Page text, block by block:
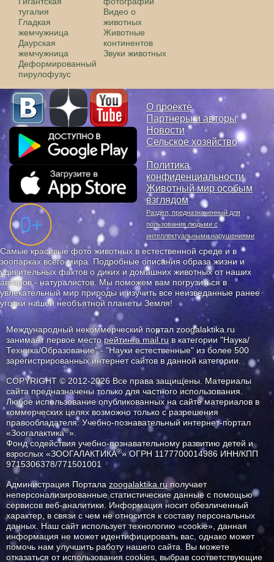
тугалия
Гладкая
жемчужница
Даурская
жемчужница
Деформированный
пирулофузус
Видео о
животных
Животные
континентов
Звуки животных
О проекте
Партнеры и авторы
Новости
Сельское хозяйство
Политика
конфиденциальности
Животный мир особым
взглядом
Раздел, предназначенный для
пользования людьми с
интеллектуальными нарушениями
Самые красивые фото животных в естественной среде и в
зоопарках всего мира. Подробные описания образа жизни и
удивительных фактов о диких и домашних животных от наших
авторов - натуралистов. Мы поможем вам погрузиться в
увлекательный мир природы и изучить все неизведанные ранее
уголки нашей необъятной планеты Земля!
Международный некоммерческий портал zoogalaktika.ru
занимает первое месторейтинга mail.ru в категории "Наука/
Техника/Образование" - "Науки естественные" из более 500
зарегистрированных интернет сайтов в данной категории.
COPYRIGHT © 2012-2026 Все права защищены. Материалы
сайта предназначены только для частного использования.
Любое использование опубликованных на сайте материалов в
коммерческих целях возможно только с разрешения
правообладателя: Учебно-познавательный интернет-портал
«Зоогалактика®».
Фонд содействия учебно-познавательному развитию детей и
взрослых «ЗООГАЛАКТИКА®» ОГРН 1177700014986 ИНН/КПП
9715306378/771501001
Администрация Портала zoogalaktika.ruполучает
неперсонализированные статистические данные с помощью
сервисов веб-аналитики. Информация носит обезличенный
характер, в связи с чем не относится к составу персональных
данных. Наш сайт использует технологию «cookie», данная
информация не может идентифицировать вас, однако может
помочь нам улучшить работу нашего сайта. Вы можете
отказаться от использования cookies, выбрав соответствующие